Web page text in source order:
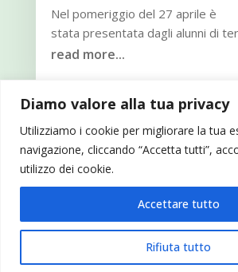
Diamo valore alla tua privacy
Utilizziamo i cookie per migliorare la tua
navigazione, cliccando “Accetta tutti”,
utilizzo dei cookie.
Rifiuta tutto
Accettare tutto
Nel pomeriggio del 27 aprile è
stata presentata dagli alunni di
read more...
© 2021 Società Cooperativa Sociale Nova Terra -